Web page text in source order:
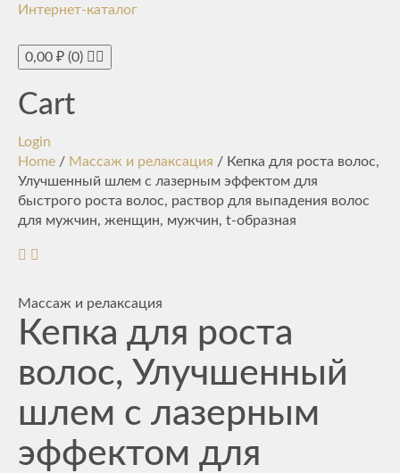
Интернет-каталог
0,00 ₽ (0)
Cart
Login
Home / Массаж и релаксация / Кепка для роста волос,
Улучшенный шлем с лазерным эффектом для
быстрого роста волос, раствор для выпадения волос
для мужчин, женщин, мужчин, t-образная
Массаж и релаксация
Кепка для роста
волос, Улучшенный
шлем с лазерным
эффектом для